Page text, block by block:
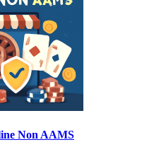
Non AAMS